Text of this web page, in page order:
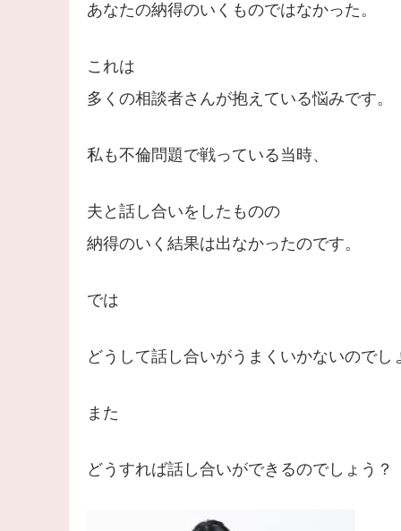
あなたの納得のいくものではなかった。
これは
多くの相談者さんが抱えている悩みです。
私も不倫問題で戦っている当時、
夫と話し合いをしたものの
納得のいく結果は出なかったのです。
では
どうして話し合いがうまくいかないのでし
また
どうすれば話し合いができるのでしょう？